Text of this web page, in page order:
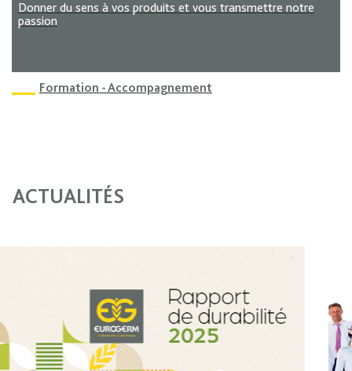
Donner du sens à vos produits et vous transmettre notre
passion
Formation - Accompagnement
ACTUALITÉS